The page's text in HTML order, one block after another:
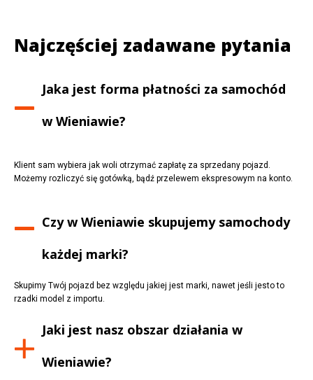
Najczęściej zadawane pytania
Jaka jest forma płatności za samochód
wWieniawie?
Klient sam wybiera jak woli otrzymać zapłatę za sprzedany pojazd.
Możemy rozliczyć się gotówką, bądź przelewem ekspresowym na konto.
Czy wWieniawie skupujemy samochody
każdej marki?
Skupimy Twój pojazd bez względu jakiej jest marki, nawet jeśli jesto to
rzadki model z importu.
Jaki jest nasz obszar działania w
Wieniawie?